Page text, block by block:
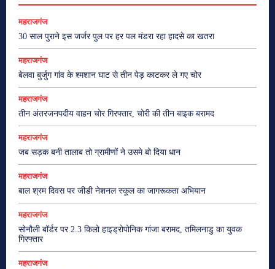
महराजगंज
30 साल पुराने इस जर्जर पुल पर हर पल मंडरा रहा हादसे का खतरा
महराजगंज
बेलवा बुर्जुग गांव के श्मशान घाट से तीन पेड़ काटकर ले गए चोर
महराजगंज
तीन अंतरजनपदीय वाहन चोर गिरफ्तार, चोरी की तीन बाइक बरामद
महराजगंज
जब सड़क बनी तालाब तो ग्रामीणों ने उसमे बो दिया धान
महराजगंज
बाल श्रम दिवस पर जीडी नेशनल स्कूल का जागरूकता अभियान
महराजगंज
सोनौली बॉर्डर पर 2.3 किलो हाइड्रोपोनिक गांजा बरामद, तमिलनाडु का युवक
गिरफ्तार
महराजगंज